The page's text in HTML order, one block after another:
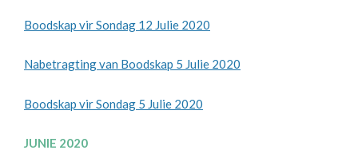
Boodskap vir Sondag 12 Julie 2020
Nabetragting van Boodskap 5 Julie 2020
Boodskap vir Sondag 5 Julie 2020
JUNIE 2020